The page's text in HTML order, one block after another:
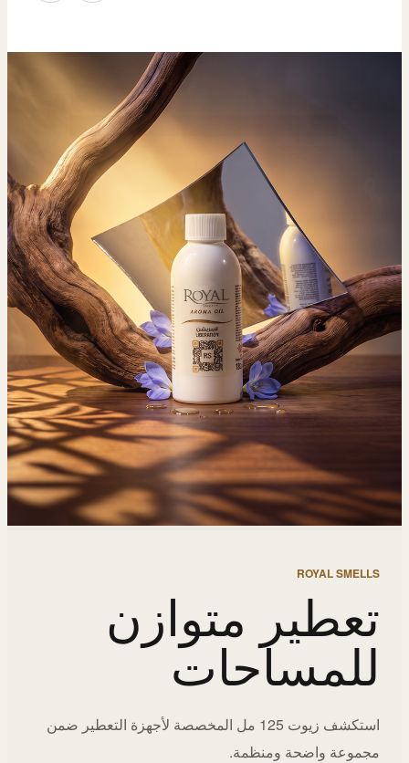
ROYAL SMELLS
تعطير متوازن
للمساحات
استكشف زيوت 125 مل المخصصة لأجهزة التعطير ضمن
مجموعة واضحة ومنظمة.